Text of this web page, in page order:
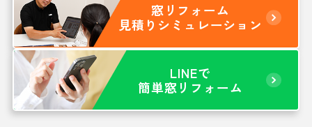
窓リフォーム
見積りシミュレーション
LINEで
簡単窓リフォーム